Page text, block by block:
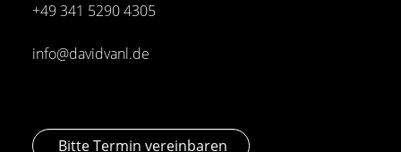
+49 341 5290 4305
info@davidvanl.de
Bitte Termin vereinbaren